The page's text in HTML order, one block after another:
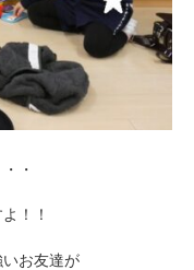
・
！！
お友達が